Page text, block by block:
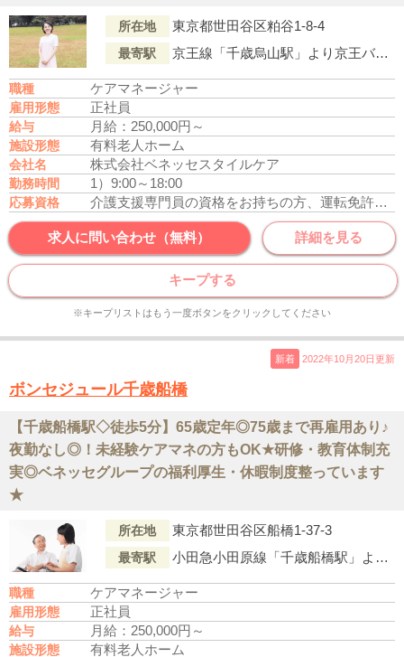
所在地 東京都世田谷区粕谷1-8-4
最寄駅 京王線「千歳烏山駅」より京王バス歳23・丘22系統『千歳船橋駅』行「千歳台六丁目（バス停）」下車徒歩3分
職種 ケアマネージャー
雇用形態 正社員
給与 月給：250,000円～
施設形態 有料老人ホーム
会社名 株式会社ベネッセスタイルケア
勤務時間 1）9:00～18:00
応募資格 介護支援専門員の資格をお持ちの方、運転免許あれば尚可
求人に問い合わせ（無料） 詳細を見る
キープする
※キープリストはもう一度ボタンをクリックしてください
新着 2022年10月20日更新
ボンセジュール千歳船橋
【千歳船橋駅◇徒歩5分】65歳定年◎75歳まで再雇用あり♪
夜勤なし◎！未経験ケアマネの方もOK★研修・教育体制充
実◎ベネッセグループの福利厚生・休暇制度整っています
★
所在地 東京都世田谷区船橋1-37-3
最寄駅 小田急小田原線「千歳船橋駅」より徒歩5分
職種 ケアマネージャー
雇用形態 正社員
給与 月給：250,000円～
施設形態 有料老人ホーム